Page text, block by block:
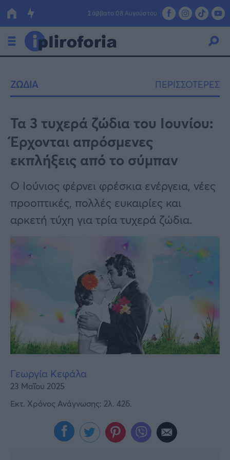
Σάββατο 08 Αυγούστου
Οικονομία
Πολιτική
Τράπεζες
Επιδοτήσεις
ΕΣΠΑ
Κόσμος
Lifestyle
Αθλητικά
Γυναίκα
ΖΩΔΙΑ ΠΕΡΙΣΣΟΤΕΡΕΣ
Τα 3 τυχερά ζώδια του Ιουνίου:
Έρχονται απρόσμενες
εκπλήξεις από το σύμπαν
Ο Ιούνιος φέρνει φρέσκια ενέργεια, νέες
προοπτικές, πολλές ευκαιρίες και
αρκετή τύχη για τρία τυχερά ζώδια.
Γεωργία Κεφάλα
23 Μαΐου 2025
Εκτ. Χρόνος Ανάγνωσης: 2λ. 42δ.